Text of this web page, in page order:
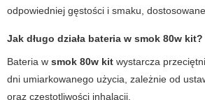
odpowiedniej gęstości i smaku,
Jak długo działa bateria w smok 80w kit?
Bateria w smok 80w kit wystarcza
dni umiarkowanego użycia, zależnie od
oraz częstotliwości inhalacji.